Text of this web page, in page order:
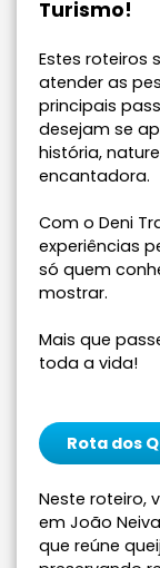
Turismo!
Estes roteiros
atender as
principais
desejam se
história,
encantadora.
Com o Deni
experiências
só quem
mostrar.
Mais que
toda a vida!
Rota dos
Neste roteiro,
em João
que reúne